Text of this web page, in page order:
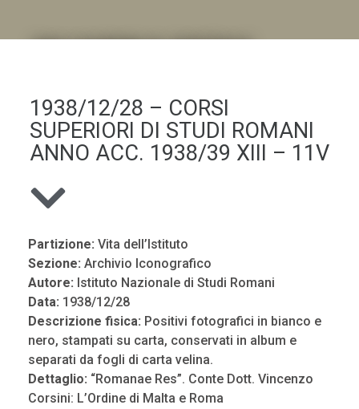
1938/12/28 – CORSI
SUPERIORI DI STUDI ROMANI
ANNO ACC. 1938/39 XIII – 11V
Partizione: Vita dell’Istituto
Sezione: Archivio Iconografico
Autore: Istituto Nazionale di Studi Romani
Data: 1938/12/28
Descrizione fisica: Positivi fotografici in bianco e
nero, stampati su carta, conservati in album e
separati da fogli di carta velina.
Dettaglio: “Romanae Res”. Conte Dott. Vincenzo
Corsini: L’Ordine di Malta e Roma